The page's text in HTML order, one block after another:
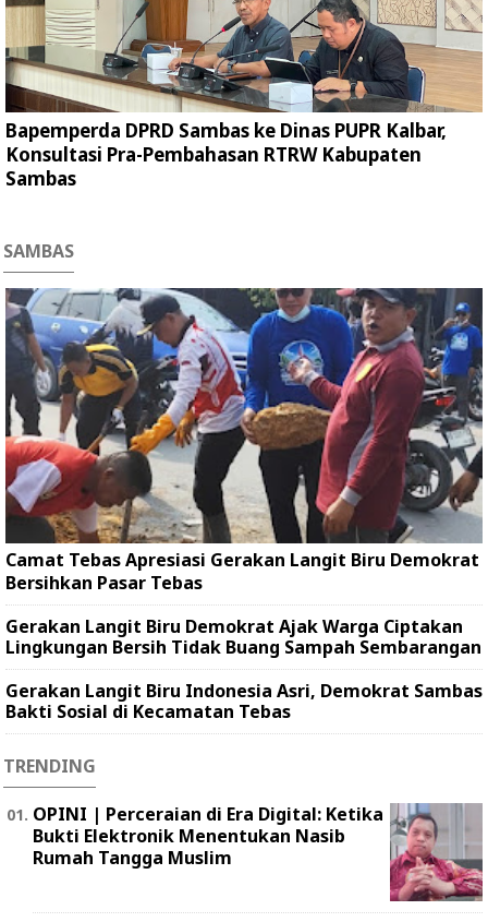
Bapemperda DPRD Sambas ke Dinas PUPR Kalbar,
Konsultasi Pra-Pembahasan RTRW Kabupaten
Sambas
SAMBAS
Camat Tebas Apresiasi Gerakan Langit Biru Demokrat
Bersihkan Pasar Tebas
Gerakan Langit Biru Demokrat Ajak Warga Ciptakan
Lingkungan Bersih Tidak Buang Sampah Sembarangan
Gerakan Langit Biru Indonesia Asri, Demokrat Sambas
Bakti Sosial di Kecamatan Tebas
TRENDING
OPINI | Perceraian di Era Digital: Ketika
Bukti Elektronik Menentukan Nasib
Rumah Tangga Muslim